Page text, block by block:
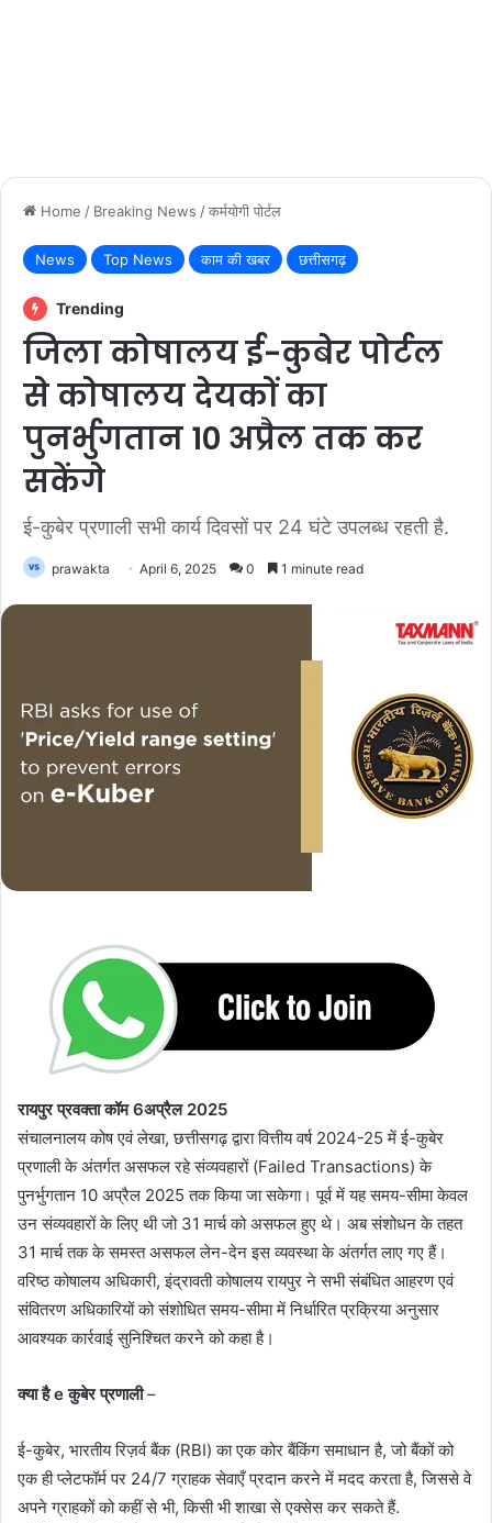
Home / Breaking News /कर्मयोगी पोर्टल
News Top News काम की खबर छत्तीसगढ़
Trending
जिला कोषालय ई-कुबेर पोर्टल
से कोषालय देयकों का
पुनर्भुगतान 10 अप्रैल तक कर
सकेंगे
ई-कुबेर प्रणाली सभी कार्य दिवसों पर 24 घंटे उपलब्ध रहती है.
prawakta April 6, 2025 0 1 minute read
रायपुर प्रवक्ता कॉम 6अप्रैल 2025
संचालनालय कोष एवं लेखा, छत्तीसगढ़ द्वारा वित्तीय वर्ष 2024-25 में ई-कुबेर
प्रणाली के अंतर्गत असफल रहे संव्यवहारों (Failed Transactions) के
पुनर्भुगतान 10 अप्रैल 2025 तक किया जा सकेगा। पूर्व में यह समय-सीमा केवल
उन संव्यवहारों के लिए थी जो 31 मार्च को असफल हुए थे। अब संशोधन के तहत
31 मार्च तक के समस्त असफल लेन-देन इस व्यवस्था के अंतर्गत लाए गए हैं।
वरिष्ठ कोषालय अधिकारी, इंद्रावती कोषालय रायपुर ने सभी संबंधित आहरण एवं
संवितरण अधिकारियों को संशोधित समय-सीमा में निर्धारित प्रक्रिया अनुसार
आवश्यक कार्रवाई सुनिश्चित करने को कहा है।
क्या है e कुबेर प्रणाली–
ई-कुबेर, भारतीय रिज़र्व बैंक (RBI) का एक कोर बैंकिंग समाधान है, जो बैंकों को
एक ही प्लेटफॉर्म पर 24/7 ग्राहक सेवाएँ प्रदान करने में मदद करता है, जिससे वे
अपने ग्राहकों को कहीं से भी, किसी भी शाखा से एक्सेस कर सकते हैं.